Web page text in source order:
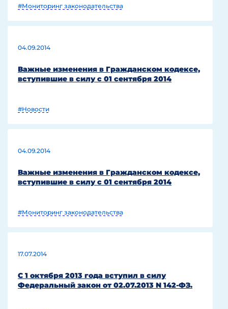
#Мониторинг законодательства
04.09.2014
Важные изменения в Гражданском кодексе,
вступившие в силу с 01 сентября 2014
#Новости
04.09.2014
Важные изменения в Гражданском кодексе,
вступившие в силу с 01 сентября 2014
#Мониторинг законодательства
17.07.2014
С 1 октября 2013 года вступил в силу
Федеральный закон от 02.07.2013 N 142-ФЗ.